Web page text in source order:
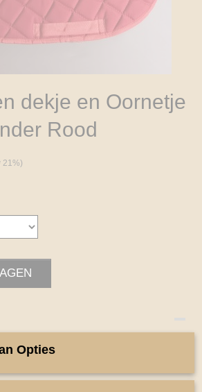
dekje en Oornetje
Rood
21%)
Opties